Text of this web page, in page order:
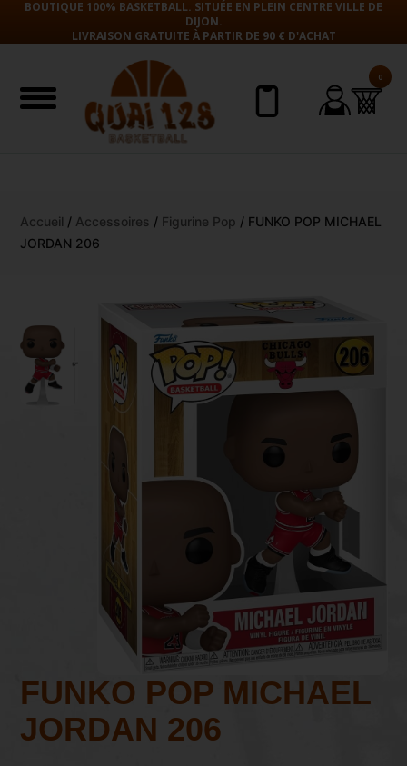
contenu
BOUTIQUE 100% BASKETBALL. SITUÉE EN PLEIN CENTRE VILLE DE
DIJON.
LIVRAISON GRATUITE À PARTIR DE 90 € D'ACHAT
0
Accueil / Accessoires / Figurine Pop / FUNKO POP MICHAEL
JORDAN 206
FUNKO POP MICHAEL
JORDAN 206